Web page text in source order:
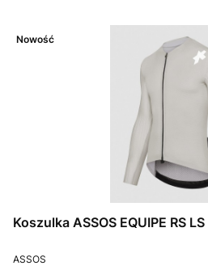
Nowość
Koszulka ASSOS EQUIPE RS
PRODUCENT
ASSOS